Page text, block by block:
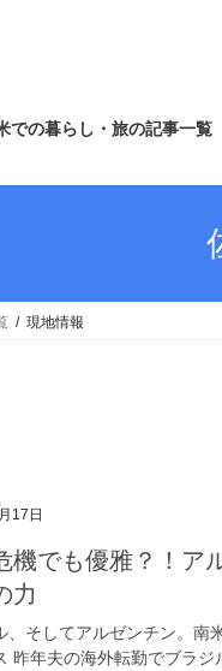
での暮らし・旅の記事一覧
現地情報
17日
機でも優雅？！ア
力
、そしてアルゼンチン。南
昨年夫の海外転勤でブラ